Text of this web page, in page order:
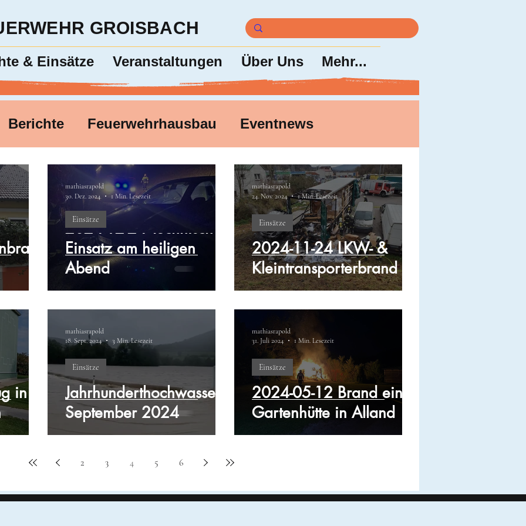
GROISBACH
& Einsätze Veranstaltungen Über Uns Mehr...
Berichte Feuerwehrhausbau Eventnews
2024-12-24 Technischer
Einsatz am heiligen
Abend
Einsätze
mathiasrapold
30. Dez. 2024
1 Min. Lesezeit
2024-11-24 LKW- &
Kleintransporterbrand
Einsätze
mathiasrapold
24. Nov. 2024
1 Min. Lesezeit
in
Jahrhunderthochwasser
September 2024
Einsätze
mathiasrapold
18. Sept. 2024
3 Min. Lesezeit
2024-05-12 Brand einer
Gartenhütte in Alland
Einsätze
mathiasrapold
31. Juli 2024
1 Min. Lesezeit
2 3 4 5 6